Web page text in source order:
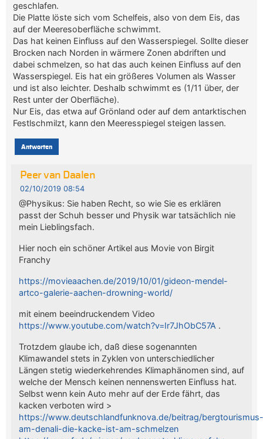
geschlafen.
Die Platte löste sich vom Schelfeis, also von dem Eis, das
auf der Meeresoberfläche schwimmt.
Das hat keinen Einfluss auf den Wasserspiegel. Sollte dieser
Brocken nach Norden in wärmere Zonen abdriften und
dabei schmelzen, so hat das auch keinen Einfluss auf den
Wasserspiegel. Eis hat ein größeres Volumen als Wasser
und ist also leichter. Deshalb schwimmt es (1/11 über, der
Rest unter der Oberfläche).
Nur Eis, das etwa auf Grönland oder auf dem antarktischen
Festlschmilzt, kann den Meeresspiegel steigen lassen.
Antworten
Peer van Daalen
02/10/2019 08:54
@Physikus: Sie haben Recht, so wie Sie es erklären
passt der Schuh besser und Physik war tatsächlich nie
mein Lieblingsfach.
Hier noch ein schöner Artikel aus Movie von Birgit
Franchy
https://movieaachen.de/2019/10/01/gideon-mendel-
artco-galerie-aachen-drowning-world/
mit einem beeindruckendem Video
https://www.youtube.com/watch?v=Ir7JhObC57A.
Trotzdem glaube ich, daß diese sogenannten
Klimawandel stets in Zyklen von unterschiedlicher
Längen stetig wiederkehrendes Klimaphänomen sind, auf
welche der Mensch keinen nennenswerten Einfluss hat.
Selbst wenn kein Auto mehr auf der Erde fährt, das
kacken verboten wird >
https://www.deutschlandfunknova.de/beitrag/bergtourismus-
am-denali-die-kacke-ist-am-schmelzen